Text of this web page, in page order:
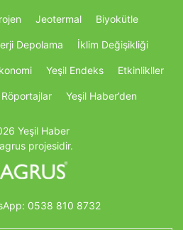
Jeotermal Biyokütle
Depolama İklim Değişikliği
Yeşil Endeks Etkinlikller
Röportajlar Yeşil Haber’den
Yeşil Haber
projesidir.
0538 810 8732